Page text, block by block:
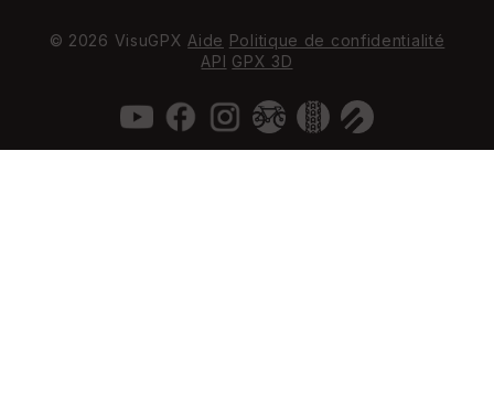
© 2026 VisuGPX Aide Politique de confidentialité
API GPX 3D